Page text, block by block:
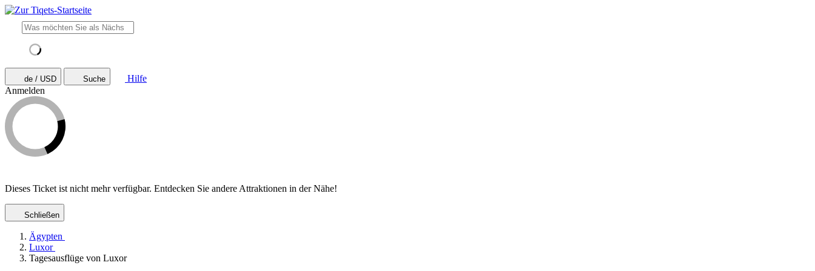
de / USD Suche
Hilfe
Anmelden
Dieses Ticket ist nicht mehr verfügbar. Entdecken Sie andere Attraktionen in der Nähe!
Schließen
Ägypten
Luxor
Tagesausflüge von Luxor